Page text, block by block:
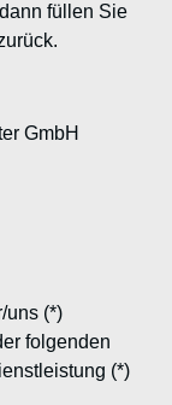
füllen Sie
GmbH
uns (*)
folgenden
(*)